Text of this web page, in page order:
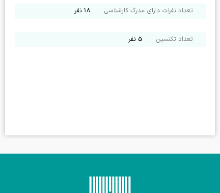
تعداد نفرات دارای مدرک کارشناسی :
18 نفر
تعداد تکنسین :
5 نفر